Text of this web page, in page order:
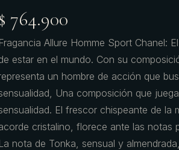
764.900
Fragancia Allure Homme Sport Chanel:
estar en el mundo. Con su
un hombre de acción que
Una composición que
El frescor chispeante de la
cristalino, florece ante las notas
La nota de Tonka, sensual y